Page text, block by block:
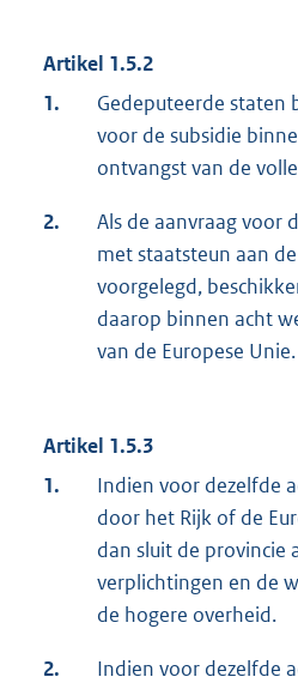
Artikel 1.5.2
1.
Gedeputeerde staten
voor de subsidie
ontvangst van de
2.
Als de aanvraag voor
met staatsteun aan
voorgelegd,
daarop binnen acht
van de Europese Unie.
Artikel 1.5.3
1.
Indien voor dezelfde
door het Rijk of de
dan sluit de provincie
verplichtingen en de
de hogere overheid.
2.
Indien voor dezelfde